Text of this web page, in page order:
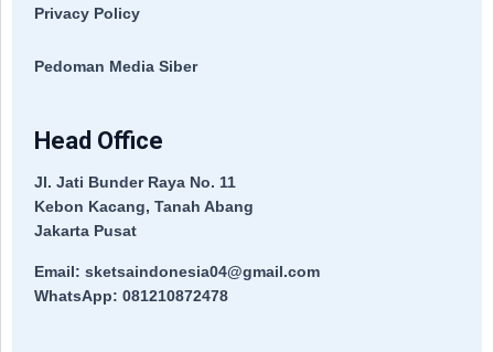
Privacy Policy
Pedoman Media Siber
Head Office
Jl. Jati Bunder Raya No. 11
Kebon Kacang, Tanah Abang
Jakarta Pusat
Email: sketsaindonesia04@gmail.com
WhatsApp: 081210872478